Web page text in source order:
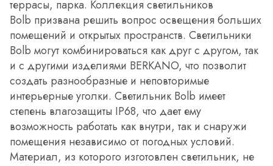
террасы, парка. Коллекция светильников
Bolb призвана решить вопрос освещения больших
помещений и открытых пространств. Светильники
Bolb могут комбинироваться как друг с другом, так
и с другими изделиями BERKANO, что позволит
создать разнообразные и неповторимые
интерьерные уголки. Светильник Bolb имеет
степень влагозащиты IP68, что дает ему
возможность работать как внутри, так и снаружи
помещения независимо от погодных условий.
Материал, из которого изготовлен светильник, не